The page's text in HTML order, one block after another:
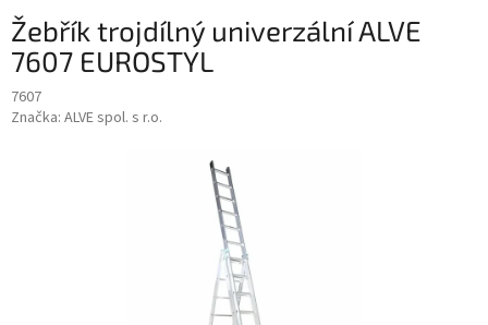
Žebřík trojdílný univerzální ALVE
7607 EUROSTYL
7607
Značka: ALVE spol. s r.o.